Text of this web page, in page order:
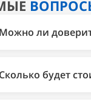
Можно ли
диагностики до
Сколько будет